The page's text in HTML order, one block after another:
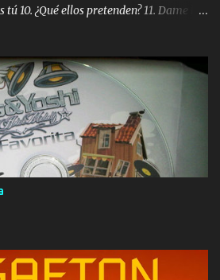
10. ¿Qué ellos pretenden? 11. Dame la
----------------------------- Nota:
della qualità in formato iTunes Plus
e a disposizione vostra per il
Nosotros Somos Los Del